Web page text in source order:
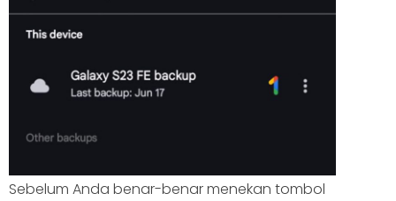
Sebelum Anda benar-benar menekan tombol